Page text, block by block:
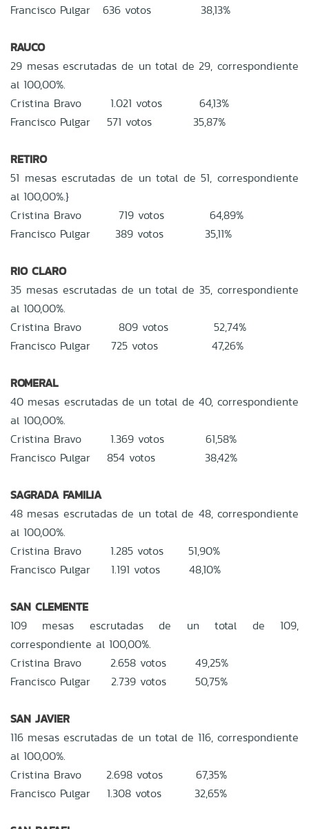
Francisco Pulgar 636 votos 38,13%
RAUCO
29 mesas escrutadas de un total de 29, correspondiente
al 100,00%.
Cristina Bravo 1.021 votos 64,13%
Francisco Pulgar 571 votos 35,87%
RETIRO
51 mesas escrutadas de un total de 51, correspondiente
al 100,00%.}
Cristina Bravo 719 votos 64,89%
Francisco Pulgar 389 votos 35,11%
RIO CLARO
35 mesas escrutadas de un total de 35, correspondiente
al 100,00%.
Cristina Bravo 809 votos 52,74%
Francisco Pulgar 725 votos 47,26%
ROMERAL
40 mesas escrutadas de un total de 40, correspondiente
al 100,00%.
Cristina Bravo 1.369 votos 61,58%
Francisco Pulgar 854 votos 38,42%
SAGRADA FAMILIA
48 mesas escrutadas de un total de 48, correspondiente
al 100,00%.
Cristina Bravo 1.285 votos 51,90%
Francisco Pulgar 1.191 votos 48,10%
SAN CLEMENTE
109 mesas escrutadas de un total de 109,
correspondiente al 100,00%.
Cristina Bravo 2.658 votos 49,25%
Francisco Pulgar 2.739 votos 50,75%
SAN JAVIER
116 mesas escrutadas de un total de 116, correspondiente
al 100,00%.
Cristina Bravo 2.698 votos 67,35%
Francisco Pulgar 1.308 votos 32,65%